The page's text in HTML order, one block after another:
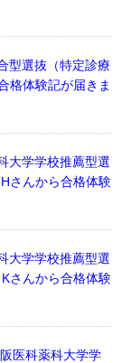
型選抜（特定診療
格体験記が届きま
大学学校推薦型選
さんから合格体験
大学学校推薦型選
さんから合格体験
医科薬科大学学